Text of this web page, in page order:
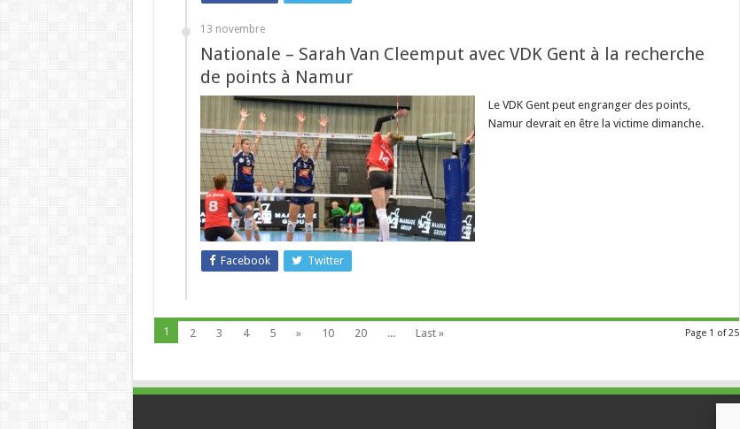
13 novembre
Nationale – Sarah Van Cleemput avec VDK Gent à la recherche
de points à Namur
Le VDK Gent peut engranger des points,
Namur devrait en être la victime dimanche.
Facebook Twitter
Page 1 of 25
1 2 3 4 5 » 10 20 ... Last »